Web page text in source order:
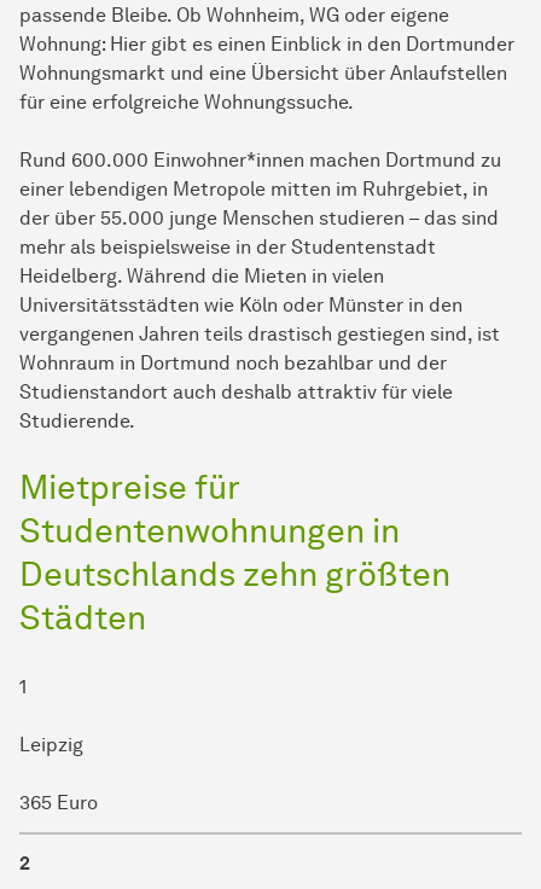
passende Bleibe. Ob Wohnheim, WG oder eigene
Wohnung: Hier gibt es einen Einblick in den Dortmunder
Wohnungsmarkt und eine Übersicht über Anlaufstellen
für eine erfolgreiche Wohnungssuche.
Rund 600.000 Einwohner*innen machen Dortmund zu
einer lebendigen Metropole mitten im Ruhrgebiet, in
der über 55.000 junge Menschen studieren – das sind
mehr als beispielsweise in der Studentenstadt
Heidelberg. Während die Mieten in vielen
Universitätsstädten wie Köln oder Münster in den
vergangenen Jahren teils drastisch gestiegen sind, ist
Wohnraum in Dortmund noch bezahlbar und der
Studienstandort auch deshalb attraktiv für viele
Studierende.
Mietpreise für
Studentenwohnungen in
Deutschlands zehn größten
Städten
1
Leipzig
365 Euro
2